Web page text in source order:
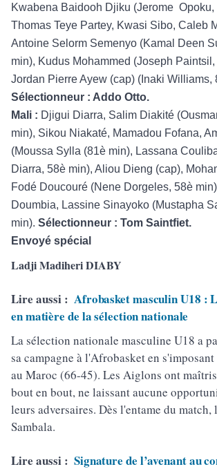
Kwabena Baidooh Djiku (Jerome Opoku,
Thomas Teye Partey, Kwasi Sibo, Caleb
Antoine Selorm Semenyo (Kamal Deen
min), Kudus Mohammed (Joseph Paintsil,
Jordan Pierre Ayew (cap) (Inaki Williams,
Sélectionneur : Addo Otto.
Mali : Djigui Diarra, Salim Diakité
min), Sikou Niakaté, Mamadou Fofana,
(Moussa Sylla (81è min), Lassana
Diarra, 58è min), Aliou Dieng (cap),
Fodé Doucouré (Nene Dorgeles, 58è
Doumbia, Lassine Sinayoko (Mustapha
min). Sélectionneur : Tom Saintfiet.
Envoyé spécial
Ladji Madiheri DIABY
Lire aussi : Afrobasket masculin U18 :
en matière de la sélection nationale
La sélection nationale masculine U18 a
sa campagne à l'Afrobasket en
au Maroc (66-45). Les Aiglons ont
bout en bout, ne laissant aucune
leurs adversaires. Dès l'entame du match,
Sambala.
Lire aussi : Signature de l’avenant au